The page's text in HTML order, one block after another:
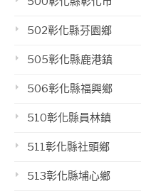
502彰化縣芬園鄉
505彰化縣鹿港鎮
506彰化縣福興鄉
510彰化縣員林鎮
511彰化縣社頭鄉
513彰化縣埔心鄉